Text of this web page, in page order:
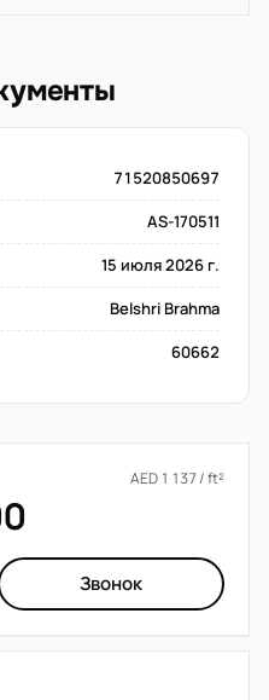
71520850697
AS-170511
15 июля 2026 г.
Belshri Brahma
60662
AED 1 137 / ft²
Звонок